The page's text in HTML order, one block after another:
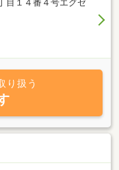
目１４番４号エグゼ
り扱う